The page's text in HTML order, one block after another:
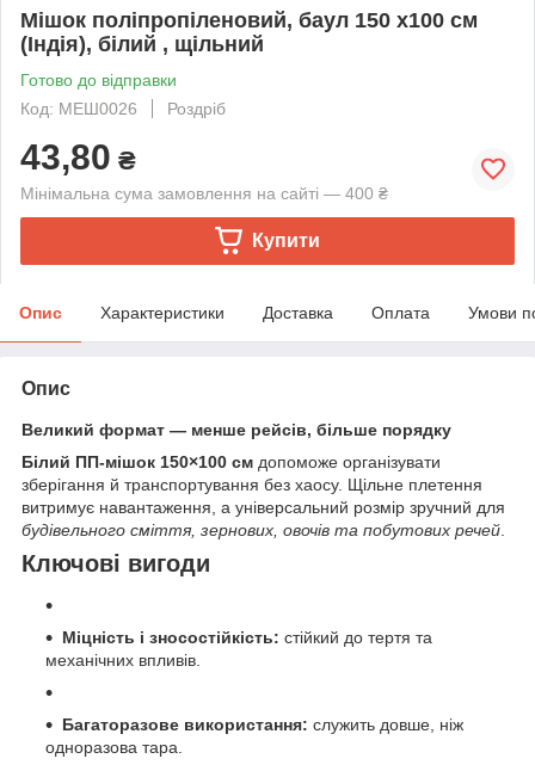
Мішок поліпропіленовий, баул 150 х100 см
(Індія), білий , щільний
Готово до відправки
Код: МЕШ0026
Роздріб
43,80 ₴
Мінімальна сума замовлення на сайті — 400 ₴
Купити
Опис Характеристики Доставка Оплата Умови
Опис
Великий формат — менше рейсів, більше порядку
Білий ПП-мішок 150×100 см допоможе організувати
зберігання й транспортування без хаосу. Щільне плетення
витримує навантаження, а універсальний розмір зручний для
будівельного сміття, зернових, овочів та побутових речей
Ключові вигоди
Міцність і зносостійкість: стійкий до тертя та
механічних впливів.
Багаторазове використання: служить довше, ніж
одноразова тара.